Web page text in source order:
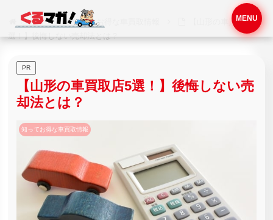
ホーム 知ってお得な車買取情報
【山形の車買取店5
選！】後悔しない売却法とは？
PR
【山形の車買取店5選！】後悔しない売
却法とは？
知ってお得な車買取情報
MENU